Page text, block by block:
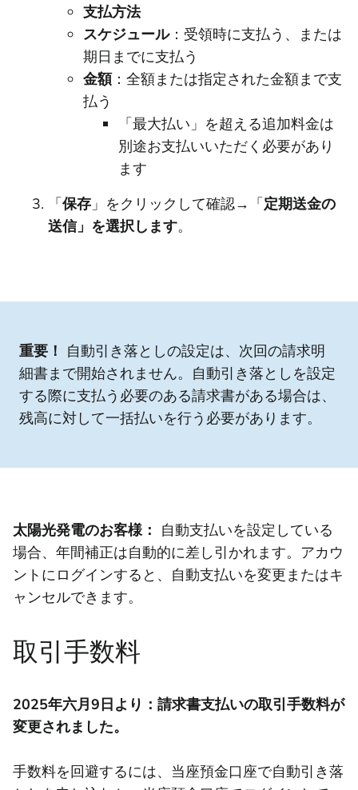
支払方法
スケジュール：受領時に支払う、または
期日までに支払う
金額：全額または指定された金額まで支
払う
「最大払い」を超える追加料金は
別途お支払いいただく必要があり
ます
「保存 」をクリックして確認→「定期送金の
送信」を選択します。
重要！ 自動引き落としの設定は、次回の請求明
細書まで開始されません。自動引き落としを設定
する際に支払う必要のある請求書がある場合は、
残高に対して一括払いを行う必要があります。
太陽光発電のお客様： 自動支払いを設定している
場合、年間補正は自動的に差し引かれます。アカウ
ントにログインすると、自動支払いを変更またはキ
ャンセルできます。
取引手数料
2025年六月9日より：請求書支払いの取引手数料が
変更されました。
手数料を回避するには、当座預金口座で自動引き落